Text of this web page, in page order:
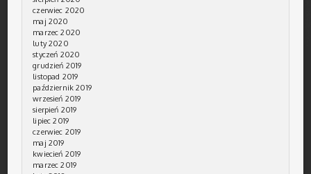
czerwiec 2020
maj 2020
marzec 2020
luty 2020
styczeń 2020
grudzień 2019
listopad 2019
październik 2019
wrzesień 2019
sierpień 2019
lipiec 2019
czerwiec 2019
maj 2019
kwiecień 2019
marzec 2019